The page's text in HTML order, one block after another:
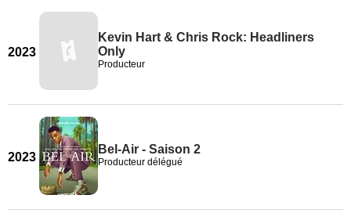
2023
Kevin Hart & Chris Rock: Headliners
Only
Producteur
2023
Bel-Air - Saison 2
Producteur délégué